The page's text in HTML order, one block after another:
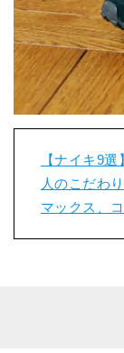
【ナイキ9
人のこだわ
マックス、